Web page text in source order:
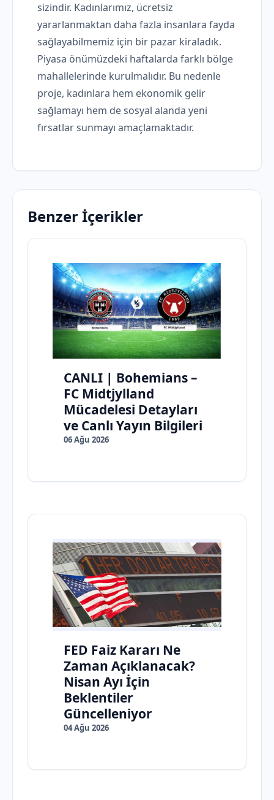
sizindir. Kadınlarımız, ücretsiz
yararlanmaktan daha fazla insanlara fayda
sağlayabilmemiz için bir pazar kiraladık.
Piyasa önümüzdeki haftalarda farklı bölge
mahallelerinde kurulmalıdır. Bu nedenle
proje, kadınlara hem ekonomik gelir
sağlamayı hem de sosyal alanda yeni
fırsatlar sunmayı amaçlamaktadır.
Benzer İçerikler
CANLI | Bohemians –
FC Midtjylland
Mücadelesi Detayları
ve Canlı Yayın Bilgileri
06 Ağu 2026
FED Faiz Kararı Ne
Zaman Açıklanacak?
Nisan Ayı İçin
Beklentiler
Güncelleniyor
04 Ağu 2026